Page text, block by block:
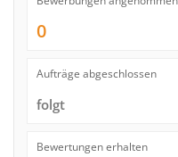
0
Aufträge abgeschlossen
folgt
Bewertungen erhalten